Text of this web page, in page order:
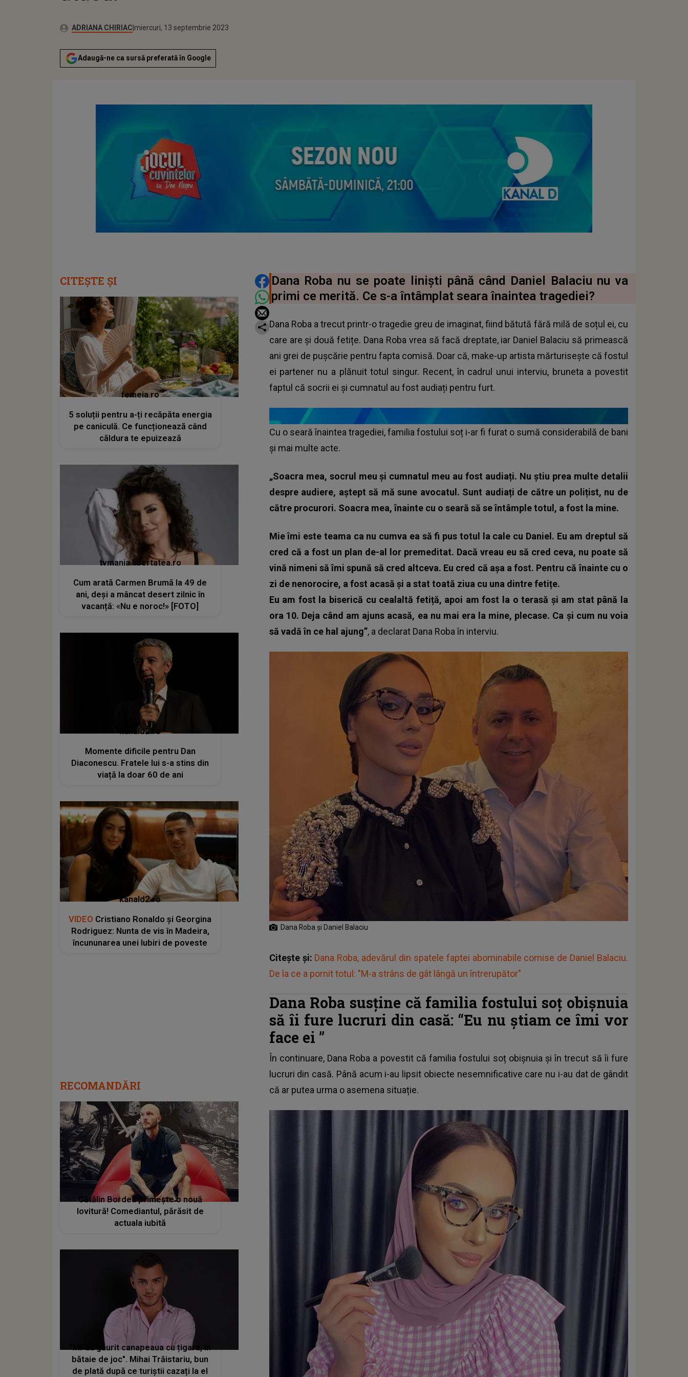
Autor:ADRIANA CHIRIACPublicat:
miercuri, 13 septembrie 2023
Actualizat:
miercuri, 13 septembrie 2023
Adaugă-ne ca sursă preferată în Google
DISTRIBUIE ARTICOLUL
Dana Roba nu se poate liniști până când Daniel Balaciu nu va
primi ce merită. Ce s-a întâmplat seara înaintea tragediei?
Dana Roba a trecut printr-o tragedie greu de imaginat, fiind bătută fără milă de soțul ei, cu
care are și două fetițe. Dana Roba vrea să facă dreptate, iar Daniel Balaciu să primească
ani grei de pușcărie pentru fapta comisă. Doar că, make-up artista mărturisește că fostul
ei partener nu a plănuit totul singur. Recent, în cadrul unui interviu, bruneta a povestit
faptul că socrii ei și cumnatul au fost audiați pentru furt.
Cu o seară înaintea tragediei, familia fostului soț i-ar fi furat o sumă considerabilă de bani
și mai multe acte.
„Soacra mea, socrul meu și cumnatul meu au fost audiați. Nu știu prea multe detalii
despre audiere, aștept să mă sune avocatul. Sunt audiați de către un polițist, nu de
către procurori. Soacra mea, înainte cu o seară să se întâmple totul, a fost la mine.
Mie îmi este teama ca nu cumva ea să fi pus totul la cale cu Daniel. Eu am dreptul să
cred că a fost un plan de-al lor premeditat. Dacă vreau eu să cred ceva, nu poate să
vină nimeni să îmi spună să cred altceva. Eu cred că așa a fost. Pentru că înainte cu o
zi de nenorocire, a fost acasă și a stat toată ziua cu una dintre fetițe.
Eu am fost la biserică cu cealaltă fetiță, apoi am fost la o terasă și am stat până la
ora 10. Deja când am ajuns acasă, ea nu mai era la mine, plecase. Ca și cum nu voia
să vadă în ce hal ajung”, a declarat Dana Robaîn interviu.
Dana Roba și Daniel Balaciu
Citește și: Dana Roba, adevărul din spatele faptei abominabile comise de Daniel Balaciu.
De la ce a pornit totul: "M-a strâns de gât lângă un întrerupător"
Dana Roba susține că familia fostului soț obișnuia
să îi fure lucruri din casă: “Eu nu știam ce îmi vor
face ei ”
În continuare, Dana Roba a povestit că familia fostului soț obișnuia și în trecut să îi fure
lucruri din casă. Până acum i-au lipsit obiecte nesemnificative care nu i-au dat de gândit
că ar putea urma o asemena situație.
CITEȘTE ȘI
femeia.ro
5 soluții pentru a-ți recăpăta energia
pe caniculă. Ce funcționează când
căldura te epuizează
tvmania.libertatea.ro
Cum arată Carmen Brumă la 49 de
ani, deși a mâncat desert zilnic în
vacanță: «Nu e noroc!» [FOTO]
kanald2.ro
Momente dificile pentru Dan
Diaconescu. Fratele lui s-a stins din
viață la doar 60 de ani
kanald2.ro
VIDEO Cristiano Ronaldo și Georgina
Rodriguez: Nunta de vis în Madeira,
încununarea unei Iubiri de poveste
RECOMANDĂRI
Cătălin Bordea primește o nouă
lovitură! Comediantul, părăsit de
actuala iubită
"Mi-au găurit canapeaua cu țigara, în
bătaie de joc". Mihai Trăistariu, bun
de plată după ce turiștii cazați la el